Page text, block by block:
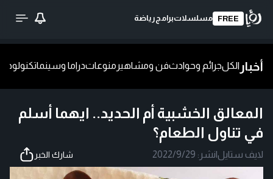
FREE مسلسلاتبرامج رياضة
أخبار الكلجرائم وحوادثفن ومشاهير منوعاتدراما وسينماتكنولوجيا
المعالق الخشبية أم الحديد.. ايهما أسلم
في تناول الطعام؟
لايف ستايل|نشر: 2022/9/29 شارك الخبر